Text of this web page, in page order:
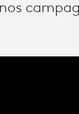
nos